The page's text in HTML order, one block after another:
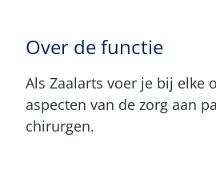
Over de functie
Als Zaalarts voer je bij elke
aspecten van de zorg aan
chirurgen.